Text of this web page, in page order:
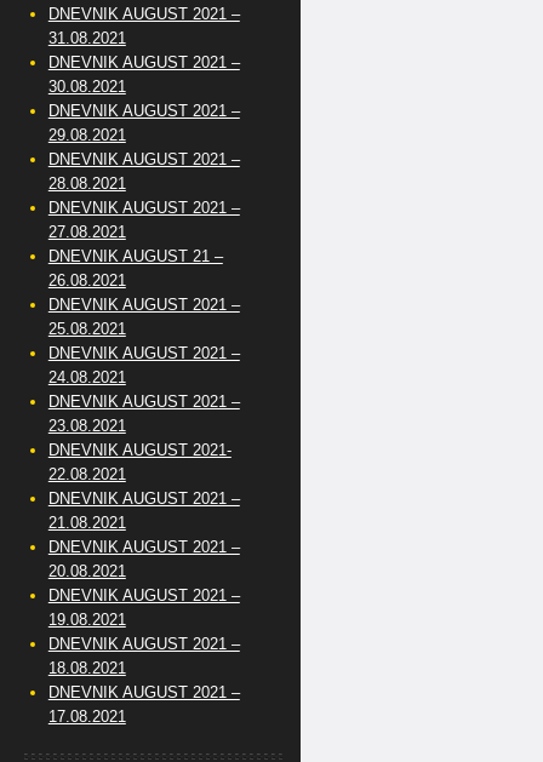
DNEVNIK AUGUST 2021 –
31.08.2021
DNEVNIK AUGUST 2021 –
30.08.2021
DNEVNIK AUGUST 2021 –
29.08.2021
DNEVNIK AUGUST 2021 –
28.08.2021
DNEVNIK AUGUST 2021 –
27.08.2021
DNEVNIK AUGUST 21 –
26.08.2021
DNEVNIK AUGUST 2021 –
25.08.2021
DNEVNIK AUGUST 2021 –
24.08.2021
DNEVNIK AUGUST 2021 –
23.08.2021
DNEVNIK AUGUST 2021-
22.08.2021
DNEVNIK AUGUST 2021 –
21.08.2021
DNEVNIK AUGUST 2021 –
20.08.2021
DNEVNIK AUGUST 2021 –
19.08.2021
DNEVNIK AUGUST 2021 –
18.08.2021
DNEVNIK AUGUST 2021 –
17.08.2021